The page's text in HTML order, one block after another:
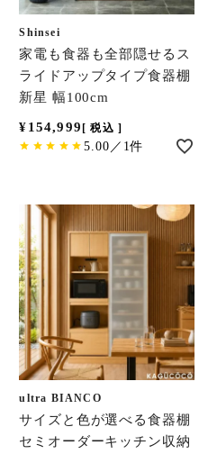
Shinsei
家電も食器も全部隠せるス
ライドアップタイプ食器棚
新星 幅100cm
¥154,999 税込
5.00／1件
ultra BIANCO
サイズと色が選べる食器棚
セミオーダーキッチン収納